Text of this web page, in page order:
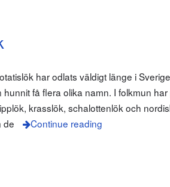
har odlats väldigt länge i
få flera olika namn. I folkmun
krasslök, schalottenlök och
de
Continue reading